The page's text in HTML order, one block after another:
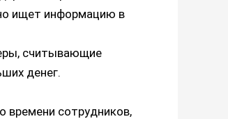
ищет информацию в
считывающие
денег.
времени сотрудников,